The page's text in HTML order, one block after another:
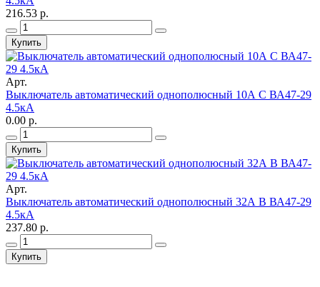
216.53 р.
Купить
Арт.
Выключатель автоматический однополюсный 10А C ВА47-29
4.5кА
0.00 р.
Купить
Арт.
Выключатель автоматический однополюсный 32А B ВА47-29
4.5кА
237.80 р.
Купить